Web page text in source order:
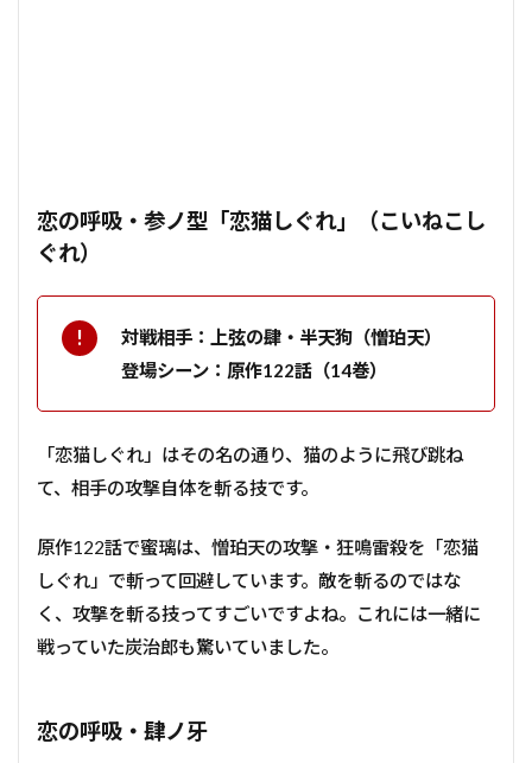
恋の呼吸・参ノ型「恋猫しぐれ」（こいねこし
ぐれ）
対戦相手：上弦の肆・半天狗（憎珀天）
登場シーン：原作122話（14巻）
「恋猫しぐれ」はその名の通り、猫のように飛び跳ね
て、相手の攻撃自体を斬る技です。
原作122話で蜜璃は、憎珀天の攻撃・狂鳴雷殺を「恋猫
しぐれ」で斬って回避しています。敵を斬るのではな
く、攻撃を斬る技ってすごいですよね。これには一緒に
戦っていた炭治郎も驚いていました。
恋の呼吸・肆ノ牙